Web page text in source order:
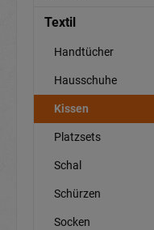
Textil
Handtücher
Hausschuhe
Kissen
Platzsets
Schal
Schürzen
Socken